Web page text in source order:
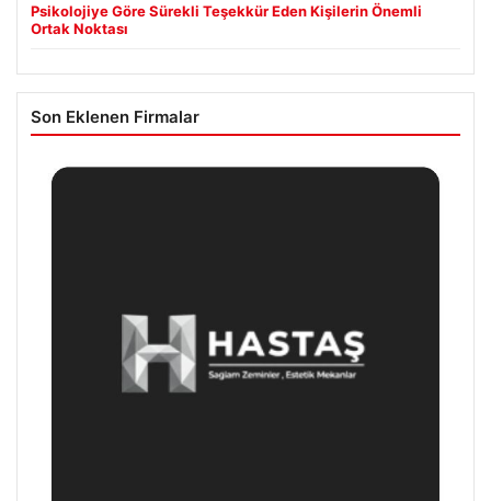
Psikolojiye Göre Sürekli Teşekkür Eden Kişilerin Önemli
Ortak Noktası
Son Eklenen Firmalar